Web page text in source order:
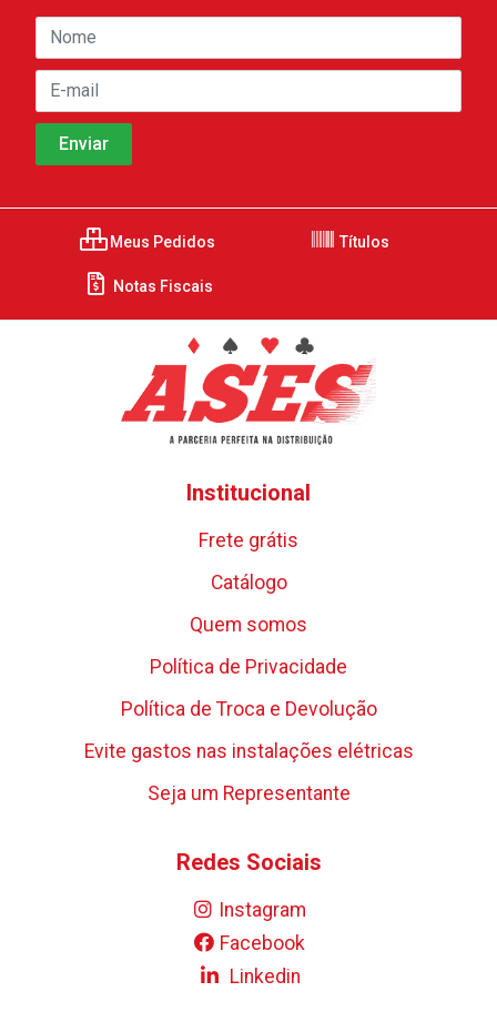
Meus Pedidos Títulos
Notas Fiscais
Institucional
Frete grátis
Catálogo
Quem somos
Política de Privacidade
Política de Troca e Devolução
Evite gastos nas instalações elétricas
Seja um Representante
Redes Sociais
Instagram
Facebook
Linkedin